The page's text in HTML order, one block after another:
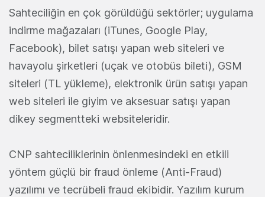
Sahteciliğin en çok görüldüğü sektörler; uygulama
indirme mağazaları (iTunes, Google Play,
Facebook), bilet satışı yapan web siteleri ve
havayolu şirketleri (uçak ve otobüs bileti), GSM
siteleri (TL yükleme), elektronik ürün satışı yapan
web siteleri ile giyim ve aksesuar satışı yapan
dikey segmentteki websiteleridir.
CNP sahteciliklerinin önlenmesindeki en etkili
yöntem güçlü bir fraud önleme (Anti-Fraud)
yazılımı ve tecrübeli fraud ekibidir. Yazılım kurum